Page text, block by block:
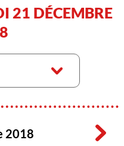
21 DÉCEMBRE
2018